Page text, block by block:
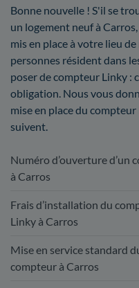
Bonne nouvelle ! S'il se
un logement neuf à
mis en place à votre lieu
personnes résident dans
poser de compteur Linky :
obligation. Nous vous
mise en place du
suivent.
Numéro d’ouverture d’un
à Carros
Frais d’installation du
Linky à Carros
Mise en service standard
compteur à Carros